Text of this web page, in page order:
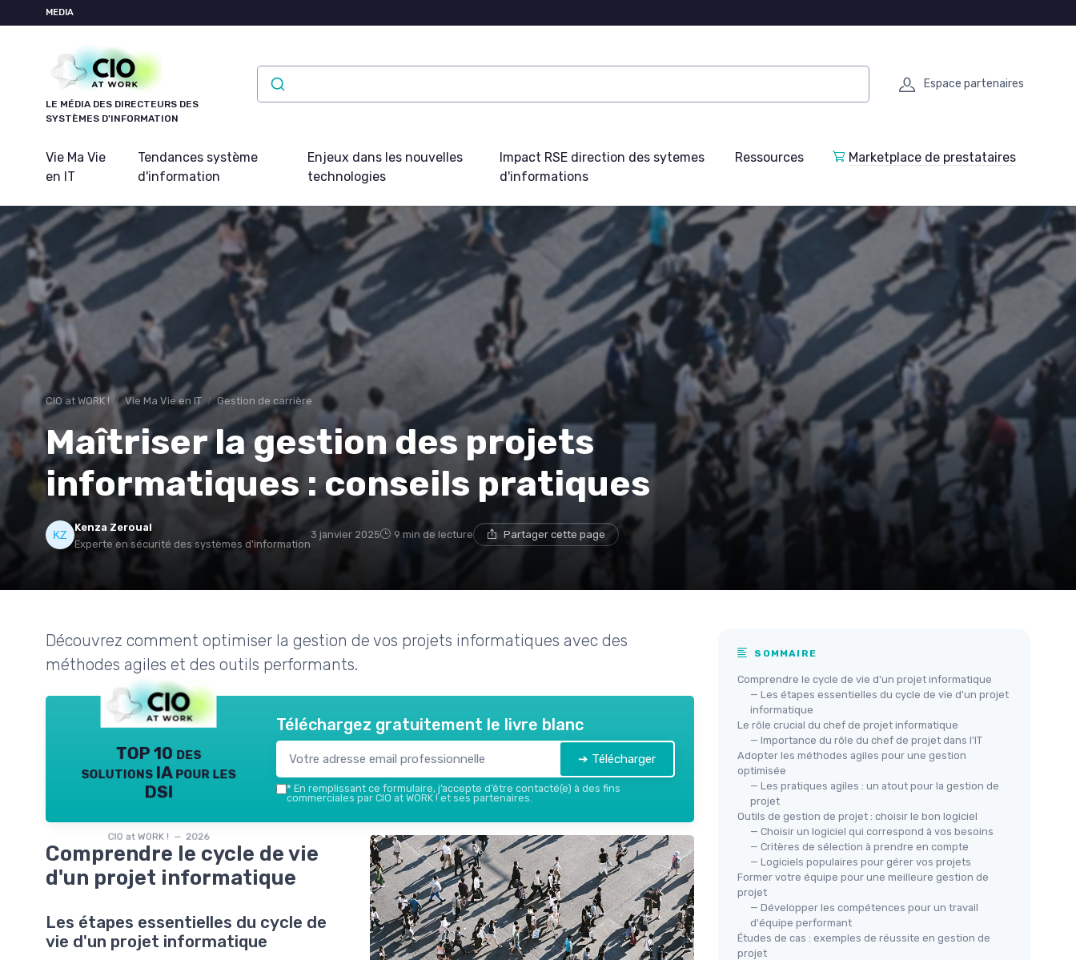
MEDIA
LE MÉDIA DES DIRECTEURS DES
SYSTÈMES D'INFORMATION
Espace partenaires
Vie Ma Vie
en IT
Tendances système
d'information
Enjeux dans les nouvelles
technologies
Impact RSE direction des sytemes
d'informations
Ressources Marketplace de prestataires
CIO at WORK ! Vie Ma Vie en IT Gestion de carrière
Maîtriser la gestion des projets
informatiques : conseils pratiques
Kenza Zeroual
Experte en sécurité des systèmes d'information
3 janvier 2025 9 min de lecture Partager cette page
Découvrez comment optimiser la gestion de vos projets informatiques avec des
méthodes agiles et des outils performants.
TOP 10 des
solutions IA pour les
DSI
CIO at WORK ! — 2026
Téléchargez gratuitement le livre blanc
➔ Télécharger
* En remplissant ce formulaire, j’accepte d’être contacté(e) à des fins
commerciales par CIO at WORK ! et ses partenaires.
Comprendre le cycle de vie
d'un projet informatique
Les étapes essentielles du cycle de
vie d'un projet informatique
SOMMAIRE
Comprendre le cycle de vie d'un projet informatique
— Les étapes essentielles du cycle de vie d'un projet
informatique
Le rôle crucial du chef de projet informatique
— Importance du rôle du chef de projet dans l'IT
Adopter les méthodes agiles pour une gestion
optimisée
— Les pratiques agiles : un atout pour la gestion de
projet
Outils de gestion de projet : choisir le bon logiciel
— Choisir un logiciel qui correspond à vos besoins
— Critères de sélection à prendre en compte
— Logiciels populaires pour gérer vos projets
Former votre équipe pour une meilleure gestion de
projet
— Développer les compétences pour un travail
d'équipe performant
Études de cas : exemples de réussite en gestion de
projet
Panneau de gestion des cookies